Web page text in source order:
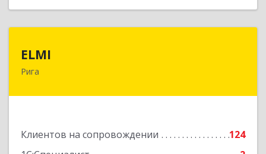
ELMI
Рига
Клиентов на сопровождении
124